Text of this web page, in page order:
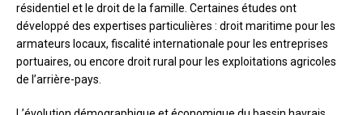
résidentiel et le droit de la famille. Certaines études ont
développé des expertises particulières : droit maritime pour les
armateurs locaux, fiscalité internationale pour les entreprises
portuaires, ou encore droit rural pour les exploitations agricoles
de l’arrière-pays.